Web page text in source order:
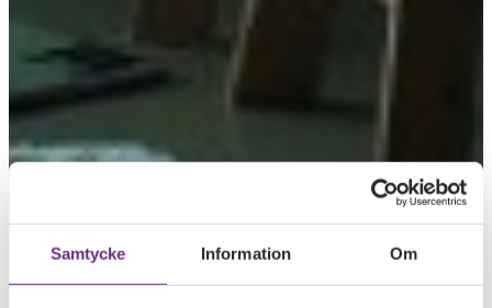
Samtycke Information Om